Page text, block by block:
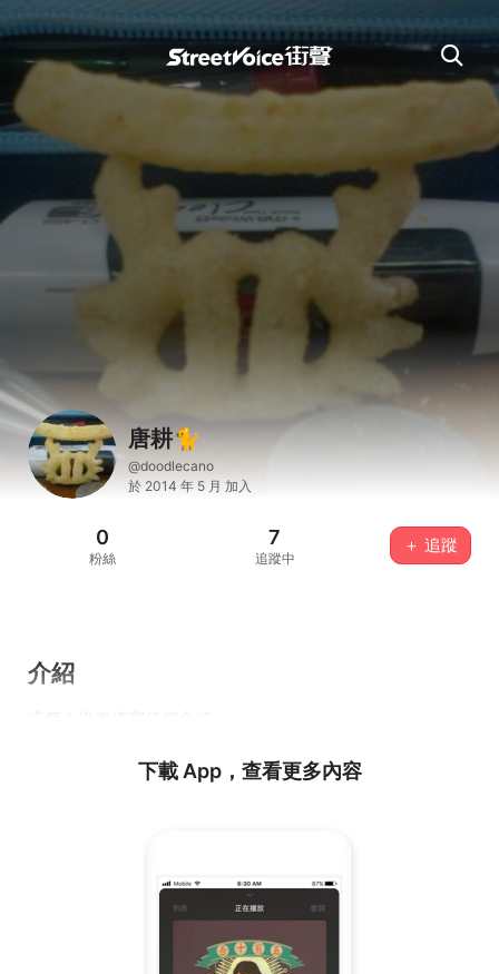
唐耕🐈
@doodlecano
於 2014 年 5 月 加入
0
粉絲
7
追蹤中
＋ 追蹤
介紹
下載 App，查看更多內容